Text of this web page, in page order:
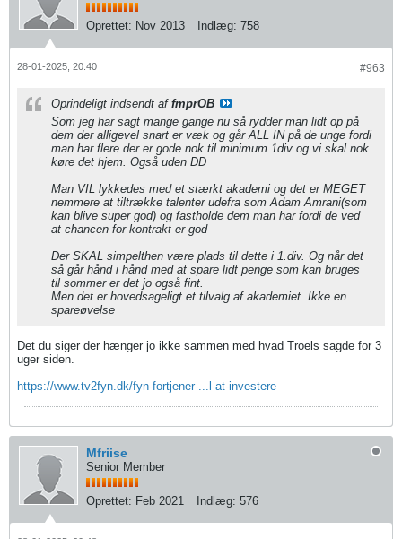
Oprettet: Nov 2013 Indlæg: 758
#963
28-01-2025, 20:40
Oprindeligt indsendt af fmprOB
Som jeg har sagt mange gange nu så rydder man lidt op på
dem der alligevel snart er væk og går ALL IN på de unge fordi
man har flere der er gode nok til minimum 1div og vi skal nok
køre det hjem. Også uden DD
Man VIL lykkedes med et stærkt akademi og det er MEGET
nemmere at tiltrække talenter udefra som Adam Amrani(som
kan blive super god) og fastholde dem man har fordi de ved
at chancen for kontrakt er god
Der SKAL simpelthen være plads til dette i 1.div. Og når det
så går hånd i hånd med at spare lidt penge som kan bruges
til sommer er det jo også fint.
Men det er hovedsageligt et tilvalg af akademiet. Ikke en
spareøvelse
Det du siger der hænger jo ikke sammen med hvad Troels sagde for 3
uger siden.
https://www.tv2fyn.dk/fyn-fortjener-...l-at-investere
Mfriise
Senior Member
Oprettet: Feb 2021 Indlæg: 576